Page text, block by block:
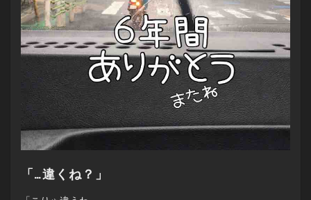
「…違くね？」